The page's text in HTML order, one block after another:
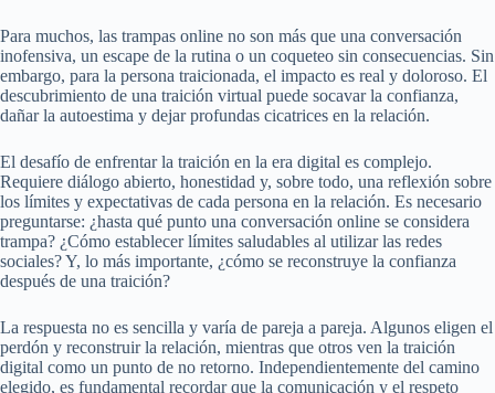
Para muchos, las trampas online no son más que una conversación
inofensiva, un escape de la rutina o un coqueteo sin consecuencias. Sin
embargo, para la persona traicionada, el impacto es real y doloroso. El
descubrimiento de una traición virtual puede socavar la confianza,
dañar la autoestima y dejar profundas cicatrices en la relación.
El desafío de enfrentar la traición en la era digital es complejo.
Requiere diálogo abierto, honestidad y, sobre todo, una reflexión sobre
los límites y expectativas de cada persona en la relación. Es necesario
preguntarse: ¿hasta qué punto una conversación online se considera
trampa? ¿Cómo establecer límites saludables al utilizar las redes
sociales? Y, lo más importante, ¿cómo se reconstruye la confianza
después de una traición?
La respuesta no es sencilla y varía de pareja a pareja. Algunos eligen el
perdón y reconstruir la relación, mientras que otros ven la traición
digital como un punto de no retorno. Independientemente del camino
elegido, es fundamental recordar que la comunicación y el respeto